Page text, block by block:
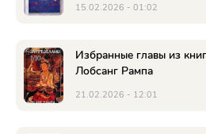
15.02.2026 - 01:02
Избранные главы из
Лобсанг Рампа
21.02.2026 - 12:01